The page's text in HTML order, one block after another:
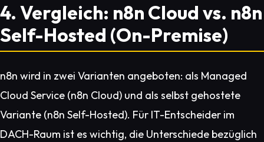
4. Vergleich: n8n Cloud vs. n8n
Self-Hosted (On-Premise)
n8n wird in zwei Varianten angeboten: als Managed
Cloud Service (n8n Cloud) und als selbst gehostete
Variante (n8n Self-Hosted). Für IT-Entscheider im
DACH-Raum ist es wichtig, die Unterschiede bezüglich